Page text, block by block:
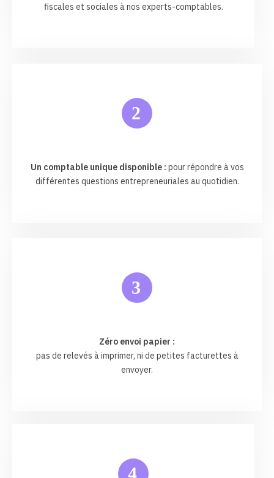
fiscales et sociales à nos experts-comptables.
2
Un comptable unique disponible : pour répondre à vos
différentes questions entrepreneuriales au quotidien.
3
Zéro envoi papier :
pas de relevés à imprimer, ni de petites facturettes à
envoyer.
4